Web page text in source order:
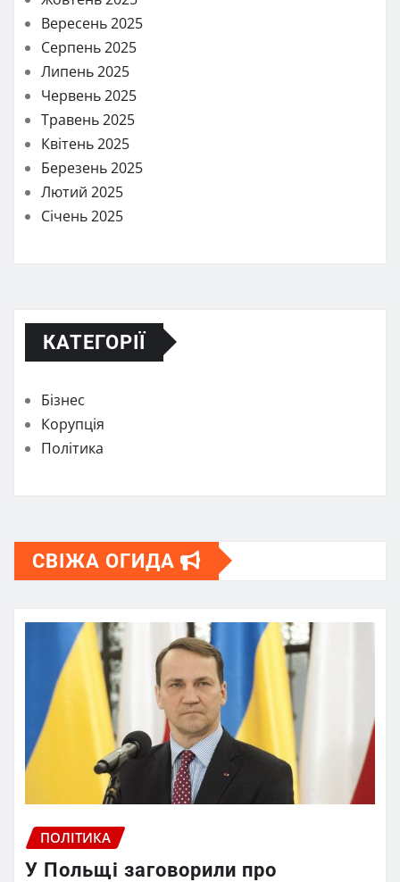
Вересень 2025
Серпень 2025
Липень 2025
Червень 2025
Травень 2025
Квітень 2025
Березень 2025
Лютий 2025
Січень 2025
КАТЕГОРІЇ
Бізнес
Корупція
Політика
СВІЖА ОГИДА
ПОЛІТИКА
У Польщі заговорили про